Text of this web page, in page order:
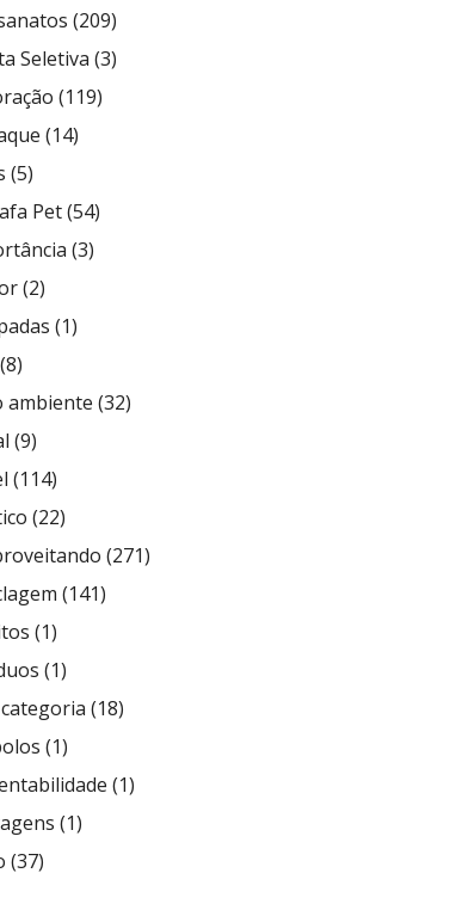
(209)
Seletiva (3)
(119)
(14)
(5)
Pet(54)
(3)
(2)
(1)
(8)
ambiente (32)
(9)
(114)
(22)
(271)
(141)
(1)
(1)
(18)
(1)
(1)
(1)
(37)